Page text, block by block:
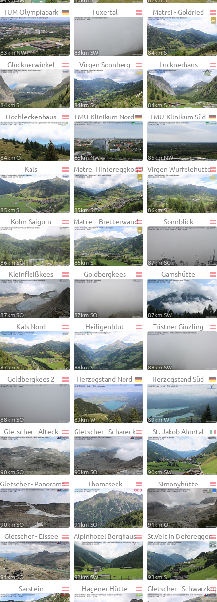
TUM Olympiapark
83km NW
Tuxertal
83km SW
Matrei - Goldried
84km S
Glocknerwinkel
84km S
Virgen Sonnberg
84km S
Lucknerhaus
84km S
Hochleckenhaus
84km O
LMU-Klinikum Nord
85km NW
LMU-Klinikum Süd
85km NW
Kals
85km S
Matrei Hintereggkogel
85km S
Virgen Würfelehütte
86km S
Kolm-Saigurn
86km SO
Matrei - Bretterwand
86km S
Sonnblick
87km SO
Kleinfleißkees
87km SO
Goldbergkees
87km SO
Gamshütte
87km SW
Kals Nord
87km S
Heiligenblut
88km S
Tristner Ginzling
88km SW
Goldbergkees 2
88km SO
Herzogstand Nord
89km W
Herzogstand Süd
89km W
Gletscher - Alteck
90km SO
Gletscher - Schareck
90km SO
St. Jakob Ahrntal
90km SW
Gletscher - Panorama
90km SO
Thomaseck
91km SO
Simonyhütte
91km O
Gletscher - Eissee
91km SO
Alpinhotel Berghaus
92km SW
St.Veit in Defereggen
93km S
Sarstein Hagener Hütte Gletscher -